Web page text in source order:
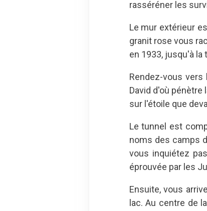
rasséréner les
Le mur extérieur
granit rose vous
en 1933, jusqu'à la
Rendez-vous
David d'où pénètre
sur l'étoile que
Le tunnel est
noms des camps
vous inquiétez
éprouvée par les
Ensuite, vous
lac. Au centre de